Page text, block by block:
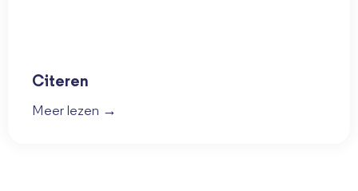
Citeren
Meer lezen →